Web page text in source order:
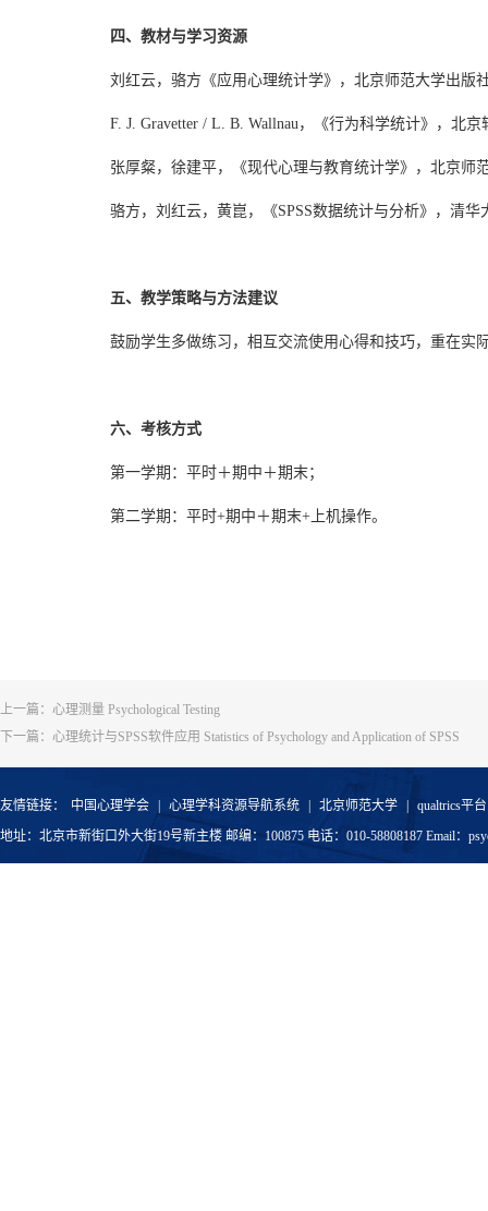
四、教材与学习资源
刘红云，骆方《应用心理统计学》，北京师范大学出版
F. J. Gravetter / L. B. Wallnau，《行为科学统计》，北
张厚粲，徐建平，《现代心理与教育统计学》，北京师
骆方，刘红云，黄崑，《SPSS数据统计与分析》，清华
五、教学策略与方法建议
鼓励学生多做练习，相互交流使用心得和技巧，重在实
六、考核方式
第一学期：平时＋期中＋期末；
第二学期：平时+期中＋期末+上机操作。
上一篇： 心理测量 Psychological Testing
下一篇： 心理统计与SPSS软件应用 Statistics of Psychology and Application of SPSS
友情链接： 中国心理学会 心理学科资源导航系统 北京师范大学
qualtrics平台
地址：北京市新街口外大街19号新主楼 邮编：100875 电话：010-58808187 Email：